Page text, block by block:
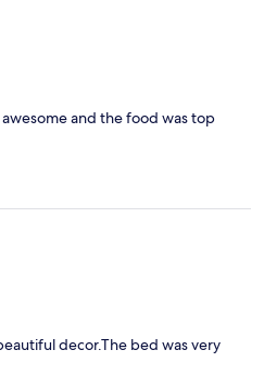
and the food was top
decor.The bed was very